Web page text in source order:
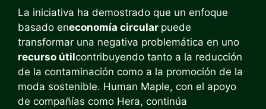
La iniciativa ha demostrado que un enfoque
basado eneconomía circular puede
transformar una negativa problemática en uno
recurso útilcontribuyendo tanto a la reducción
de la contaminación como a la promoción de la
moda sostenible. Human Maple, con el apoyo
de compañías como Hera, continúa